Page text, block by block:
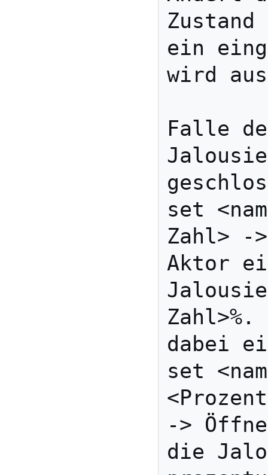
ein
wird
Falle
set
Zahl> -
Aktor
dabei
set
->
die